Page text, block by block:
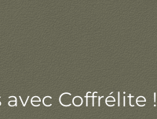
Coffrélite !